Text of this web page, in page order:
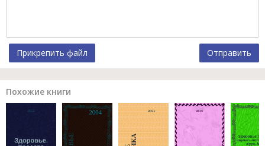
Прикрепить файл Отправить
Похожие книги